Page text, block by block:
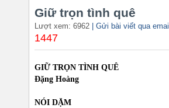
Giữ trọn tình quê
Lượt xem: 6962 | Gửi bài viết qua email
1447
GIỮ TRỌN TÌNH QUÊ
Đặng Hoàng
NÓI DẶM